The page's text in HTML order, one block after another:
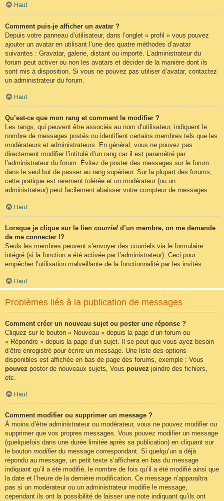
Haut
Comment puis-je afficher un avatar ?
Depuis votre panneau d’utilisateur, dans l’onglet « profil » vous pouvez
ajouter un avatar en utilisant l’une des quatre méthodes d’avatar
suivantes : Gravatar, galerie, distant ou importé. L’administrateur du
forum peut activer ou non les avatars et décider de la manière dont ils
sont mis à disposition. Si vous ne pouvez pas utiliser d’avatar, contactez
un administrateur du forum.
Haut
Qu’est-ce que mon rang et comment le modifier ?
Les rangs, qui peuvent être associés au nom d’utilisateur, indiquent le
nombre de messages postés ou identifient certains membres tels que les
modérateurs et administrateurs. En général, vous ne pouvez pas
directement modifier l’intitulé d’un rang car il est paramétré par
l’administrateur du forum. Évitez de poster des messages sur le forum
dans le seul but de passer au rang supérieur. Sur la plupart des forums,
cette pratique est rarement tolérée et un modérateur (ou un
administrateur) peut facilement abaisser votre compteur de messages.
Haut
Lorsque je clique sur le lien courriel d’un membre, on me demande
de me connecter !?
Seuls les membres peuvent s’envoyer des courriels via le formulaire
intégré (si la fonction a été activée par l’administrateur). Ceci pour
empêcher l’utilisation malveillante de la fonctionnalité par les invités.
Haut
Problèmes liés à la publication de messages
Comment créer un nouveau sujet ou poster une réponse ?
Cliquez sur le bouton « Nouveau » depuis la page d’un forum ou
« Répondre » depuis la page d’un sujet. Il se peut que vous ayez besoin
d’être enregistré pour écrire un message. Une liste des options
disponibles est affichée en bas de page des forums, exemple : Vous
pouvez poster de nouveaux sujets, Vous pouvez joindre des fichiers,
etc.
Haut
Comment modifier ou supprimer un message ?
À moins d’être administrateur ou modérateur, vous ne pouvez modifier ou
supprimer que vos propres messages. Vous pouvez modifier un message
(quelquefois dans une durée limitée après sa publication) en cliquant sur
le bouton modifierdu message correspondant. Si quelqu’un a déjà
répondu au message, un petit texte s’affichera en bas du message
indiquant qu’il a été modifié, le nombre de fois qu’il a été modifié ainsi que
la date et l’heure de la dernière modification. Ce message n’apparaîtra
pas si un modérateur ou un administrateur modifie le message,
cependant ils ont la possibilité de laisser une note indiquant qu’ils ont